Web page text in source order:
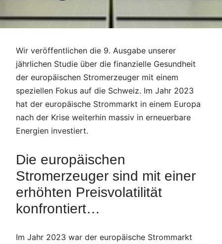
Wir veröffentlichen die 9. Ausgabe unserer
jährlichen Studie über die finanzielle Gesundheit
der europäischen Stromerzeuger mit einem
speziellen Fokus auf die Schweiz. Im Jahr 2023
hat der europäische Strommarkt in einem Europa
nach der Krise weiterhin massiv in erneuerbare
Energien investiert.
Die europäischen
Stromerzeuger sind mit einer
erhöhten Preisvolatilität
konfrontiert…
Im Jahr 2023 war der europäische Strommarkt